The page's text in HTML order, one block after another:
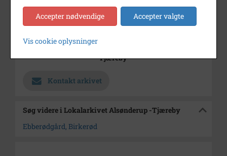
Type
Sogn (1000-2050)
Arkiv
Tjæreby
Kontakt arkivet
Søg videre i Lokalarkivet Alsønderup -Tjæreby
Ebberødgård, Birkerød
Accepter nødvendige Accepter valgte
Vis cookie oplysninger